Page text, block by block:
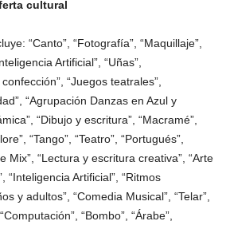
cultural
“Canto”, “Fotografía”, “Maquillaje”,
Artificial”, “Uñas”,
“Juegos teatrales”,
“Agrupación Danzas en Azul y
“Dibujo y escritura”, “Macramé”,
“Tango”, “Teatro”, “Portugués”,
Mix”, “Lectura y escritura creativa”, “Arte
“Inteligencia Artificial”, “Ritmos
y adultos”, “Comedia Musical”, “Telar”,
“Bombo”, “Árabe”,